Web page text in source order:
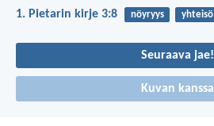
1. Pietarin kirje 3:8 nöyryys yhteisö
Seuraava jae!
Kuvan kanssa